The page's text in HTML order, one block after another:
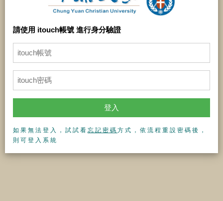
請使用 itouch帳號 進行身分驗證
登入
如果無法登入，試試看 忘記密碼 方式，依流程重設密碼後，
則可登入系統